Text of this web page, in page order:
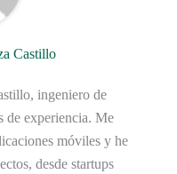
Castillo
ingeniero de
de experiencia. Me
móviles y he
desde startups